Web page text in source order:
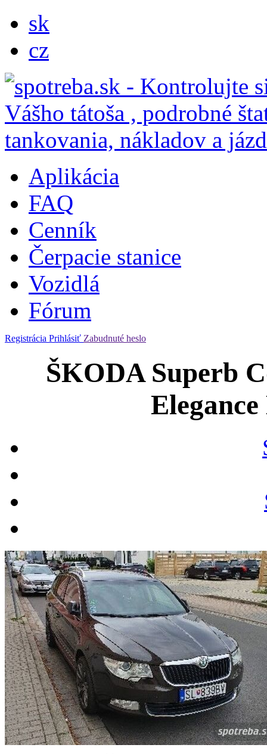
sk
cz
Aplikácia
FAQ
Cenník
Čerpacie stanice
Vozidlá
Fórum
Registrácia Prihlásiť Zabudnuté heslo
ŠKODA Superb